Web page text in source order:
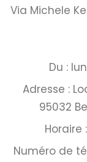
Via Michele
Du :
Adresse :
95032
Horaire
Numéro de